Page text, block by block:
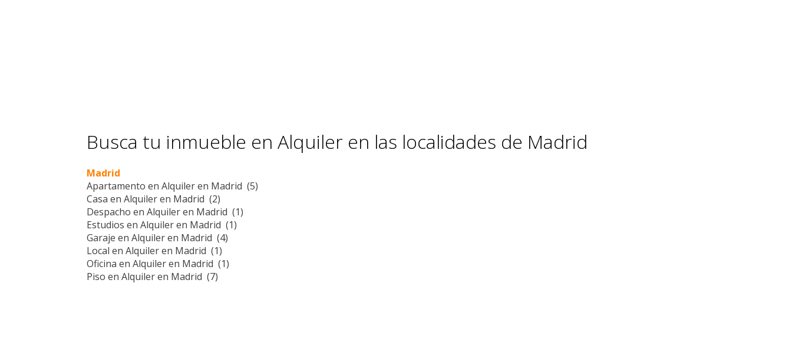
Busca tu inmueble en Alquiler en las localidades de Madrid
Madrid
Apartamento en Alquiler en Madrid (5)
Casa en Alquiler en Madrid (2)
Despacho en Alquiler en Madrid (1)
Estudios en Alquiler en Madrid (1)
Garaje en Alquiler en Madrid (4)
Local en Alquiler en Madrid (1)
Oficina en Alquiler en Madrid (1)
Piso en Alquiler en Madrid (7)